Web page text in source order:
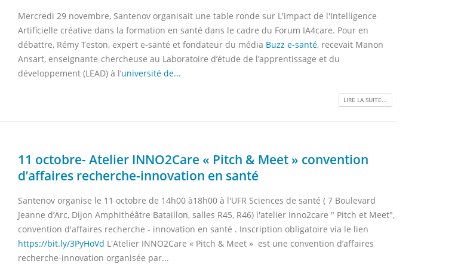
Mercredi 29 novembre, Santenov organisait une table ronde sur L'impact de l'Intelligence
Artificielle créative dans la formation en santé dans le cadre du Forum IA4care. Pour en
débattre, Rémy Teston, expert e-santé et fondateur du média Buzz e-santé, recevait Manon
Ansart, enseignante-chercheuse au Laboratoire d’étude de l’apprentissage et du
développement (LEAD) à l’université de...
LIRE LA SUITE...
11 octobre- Atelier INNO2Care « Pitch & Meet » convention
d’affaires recherche-innovation en santé
Santenov organise le 11 octobre de 14h00 à18h00 à l'UFR Sciences de santé ( 7 Boulevard
Jeanne d’Arc, Dijon Amphithéâtre Bataillon, salles R45, R46) l'atelier Inno2care " Pitch et Meet",
convention d'affaires recherche - innovation en santé . Inscription obligatoire via le lien
https://bit.ly/3PyHoVd L'Atelier INNO2Care « Pitch & Meet » est une convention d’affaires
recherche-innovation organisée par...